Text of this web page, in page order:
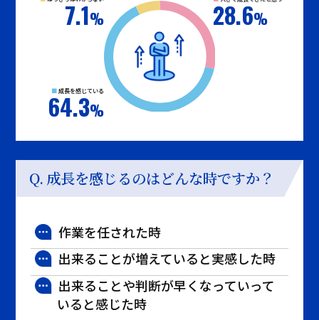
28.6
成長を感じている
64.3
7.1
成長を感じるのはどんな時ですか？
作業を任された時
出来ることが増えていると実感した時
出来ることや判断が早くなっていって
いると感じた時